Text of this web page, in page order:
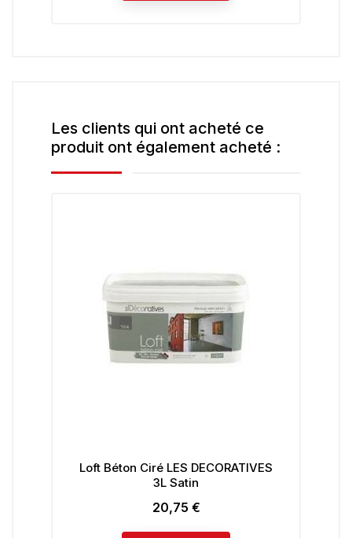
Les clients qui ont acheté ce
produit ont également acheté :
Loft Béton Ciré LES DECORATIVES
3L Satin
Prix
20,75 €